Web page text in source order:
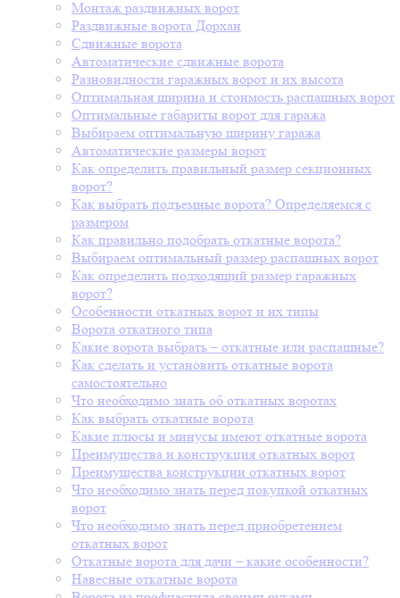
Монтаж раздвижных ворот
Раздвижные ворота Дорхан
Сдвижные ворота
Автоматические сдвижные ворота
Разновидности гаражных ворот и их высота
Оптимальная ширина и стоимость распашных ворот
Оптимальные габариты ворот для гаража
Выбираем оптимальную ширину гаража
Автоматические размеры ворот
Как определить правильный размер секционных
ворот?
Как выбрать подъемные ворота? Определяемся с
размером
Как правильно подобрать откатные ворота?
Выбираем оптимальный размер распашных ворот
Как определить подходящий размер гаражных
ворот?
Особенности откатных ворот и их типы
Ворота откатного типа
Какие ворота выбрать – откатные или распашные?
Как сделать и установить откатные ворота
самостоятельно
Что необходимо знать об откатных воротах
Как выбрать откатные ворота
Какие плюсы и минусы имеют откатные ворота
Преимущества и конструкция откатных ворот
Преимущества конструкции откатных ворот
Что необходимо знать перед покупкой откатных
ворот
Что необходимо знать перед приобретением
откатных ворот
Откатные ворота для дачи – какие особенности?
Навесные откатные ворота